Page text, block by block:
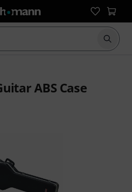
Suche
ABS Case
aus 266 Kundenbewertungen